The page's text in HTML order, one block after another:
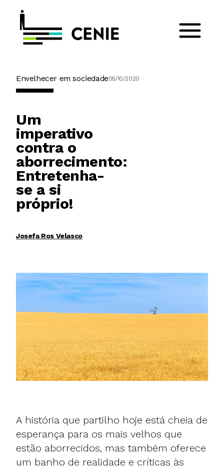
Envelhecer em sociedade05/10/2020
Um
imperativo
contra o
aborrecimento:
Entretenha-
se a si
próprio!
Josefa Ros Velasco
A história que partilho hoje está cheia de
esperança para os mais velhos que
estão aborrecidos, mas também oferece
um banho de realidade e críticas às